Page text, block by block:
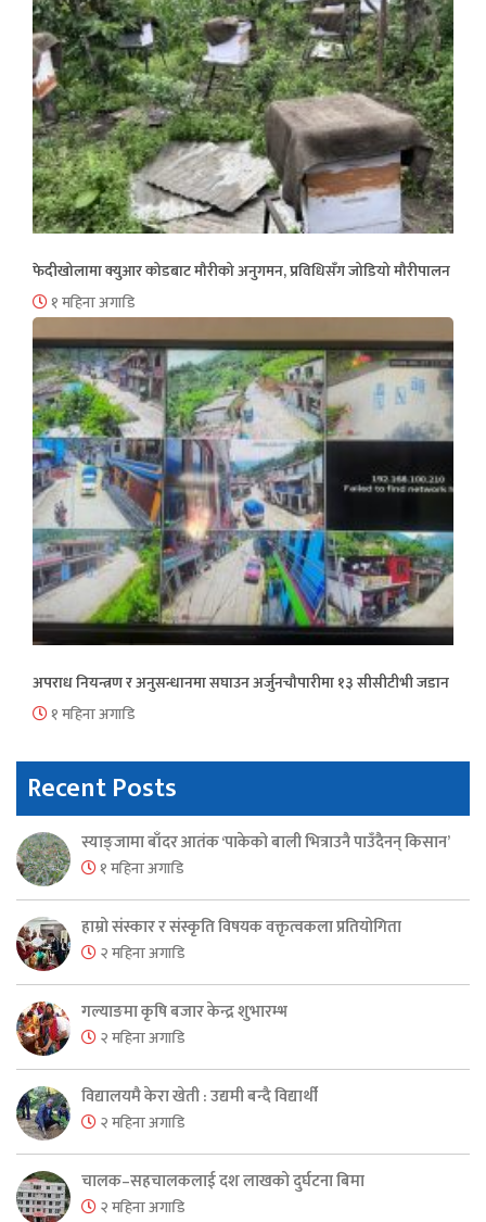
फेदीखोलामा क्युआर कोडबाट मौरीको अनुगमन, प्रविधिसँग जोडियो मौरीपालन
१ महिना अगाडि
अपराध नियन्त्रण र अनुसन्धानमा सघाउन अर्जुनचौपारीमा १३ सीसीटीभी जडान
१ महिना अगाडि
Recent Posts
स्याङ्जामा बाँदर आतंक ‘पाकेको बाली भित्राउनै पाउँदैनन् किसान’
१ महिना अगाडि
हाम्रो संस्कार र संस्कृति विषयक वक्तृत्वकला प्रतियोगिता
२ महिना अगाडि
गल्याङमा कृषि बजार केन्द्र शुभारम्भ
२ महिना अगाडि
विद्यालयमै केरा खेती : उद्यमी बन्दै विद्यार्थी
२ महिना अगाडि
चालक–सहचालकलाई दश लाखको दुर्घटना बिमा
२ महिना अगाडि